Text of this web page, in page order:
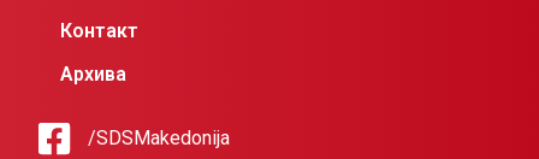
Контакт
Архива
/SDSMakedonija